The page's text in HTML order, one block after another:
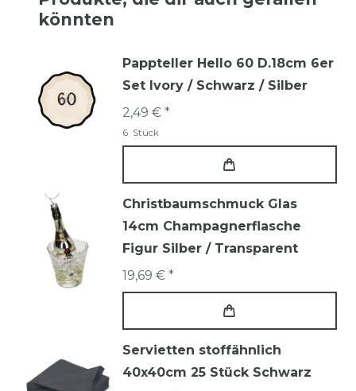
könnten
Pappteller Hello 60 D.18cm 6er
Set Ivory / Schwarz / Silber
2,49 € *
6 Stück
Christbaumschmuck Glas
14cm Champagnerflasche
Figur Silber / Transparent
19,69 € *
Servietten stoffähnlich
40x40cm 25 Stück Schwarz